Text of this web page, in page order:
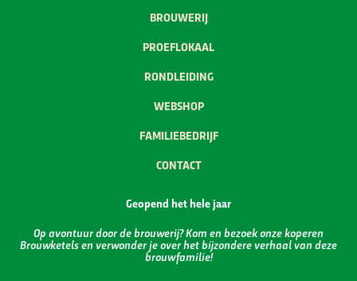
BROUWERIJ
PROEFLOKAAL
RONDLEIDING
WEBSHOP
FAMILIEBEDRIJF
CONTACT
Geopend het hele jaar
Op avontuur door de brouwerij? Kom en bezoek onze koperen
Brouwketels en verwonder je over het bijzondere verhaal van deze
brouwfamilie!